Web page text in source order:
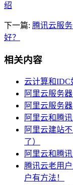
绍
下一篇: 腾讯云服
好？
相关内容
云计算和IDC
阿里云服务
阿里云服务
阿里云和腾
阿里云建站
了）
阿里云和腾
腾讯云老用
户有方法！